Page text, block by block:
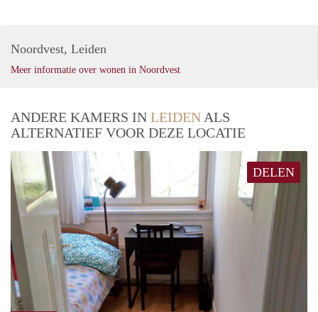
Noordvest, Leiden
Meer informatie over wonen in Noordvest
ANDERE KAMERS IN LEIDEN ALS
ALTERNATIEF VOOR DEZE LOCATIE
DELEN